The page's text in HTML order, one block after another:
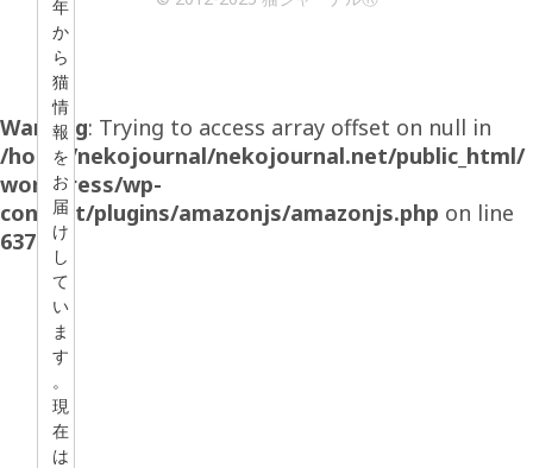
年
か
ら
猫
情
報
を
お
届
け
し
て
い
ま
す
。
現
在
は
Warning: Trying to access array offset on null in
/home/nekojournal/nekojournal.net/public_html/
wordpress/wp-
content/plugins/amazonjs/amazonjs.php on line
637